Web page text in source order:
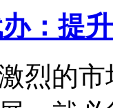
：提
烈的